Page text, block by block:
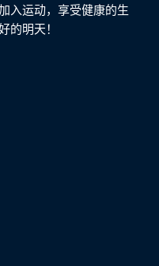
入运动，享受健康的生
的明天！